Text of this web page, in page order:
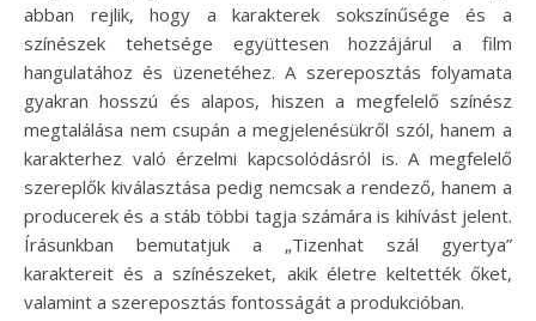
abban rejlik, hogy a karakterek sokszínűsége és a
színészek tehetsége együttesen hozzájárul a film
hangulatához és üzenetéhez. A szereposztás folyamata
gyakran hosszú és alapos, hiszen a megfelelő színész
megtalálása nem csupán a megjelenésükről szól, hanem a
karakterhez való érzelmi kapcsolódásról is. A megfelelő
szereplők kiválasztása pedig nemcsak a rendező, hanem a
producerek és a stáb többi tagja számára is kihívást jelent.
Írásunkban bemutatjuk a „Tizenhat szál gyertya”
karaktereit és a színészeket, akik életre keltették őket,
valamint a szereposztás fontosságát a produkcióban.